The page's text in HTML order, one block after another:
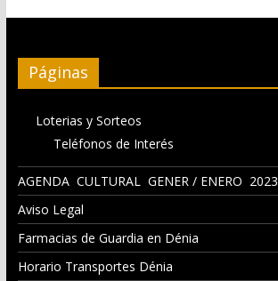
Páginas
Loterias y Sorteos
Teléfonos de Interés
AGENDA CULTURAL GENER / ENERO 2023
Aviso Legal
Farmacias de Guardia en Dénia
Horario Transportes Dénia